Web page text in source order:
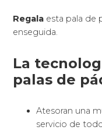
Regala esta pala de
enseguida.
La
palas de
Atesoran una
servicio de